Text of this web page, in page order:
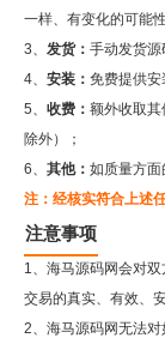
一样、有变化的可能
3、 发货： 手动发货源
4、 安装： 免费提供安
5、 收费： 额外收取
除外）；
6、 其他： 如质量方面
注：经核实符合上述
注意事项
1、海马源码网会对
交易的真实、有效、
2、 海马源码网无法对